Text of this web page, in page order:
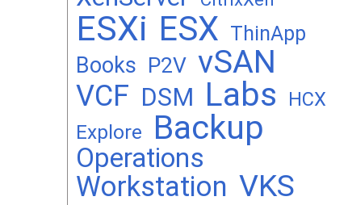
ESXi ESX ThinApp
Books P2V vSAN
VCF DSM Labs HCX
Explore Backup
Operations
Workstation VKS